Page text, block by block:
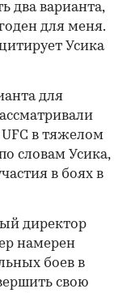
два варианта,
для меня.
Усика
для
в тяжелом
словам Усика,
в боях в
директор
намерен
боев в
свою